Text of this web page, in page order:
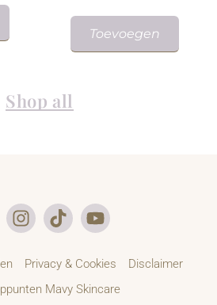
Toevoegen
Shop all
Privacy & Cookies
Disclaimer
Mavy Skincare